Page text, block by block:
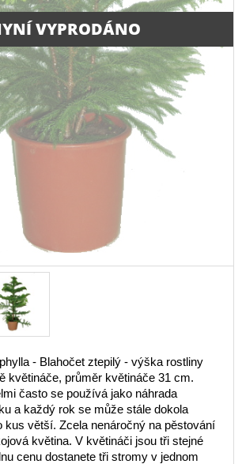
VYPRODÁNO
- Blahočet ztepilý - výška rostliny
květináče, průměr květináče 31 cm.
často se používá jako náhrada
a každý rok se může stále dokola
kus větší. Zcela nenáročný na pěstování
květina. V květináči jsou tři stejné
cenu dostanete tři stromy v jednom